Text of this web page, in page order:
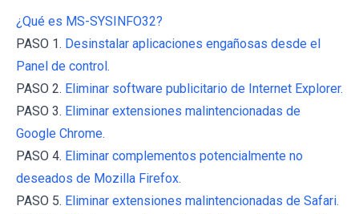
¿Qué es MS-SYSINFO32?
PASO 1. Desinstalar aplicaciones engañosas desde el
Panel de control.
PASO 2. Eliminar software publicitario de Internet Explorer.
PASO 3. Eliminar extensiones malintencionadas de
Google Chrome.
PASO 4. Eliminar complementos potencialmente no
deseados de Mozilla Firefox.
PASO 5. Eliminar extensiones malintencionadas de Safari.